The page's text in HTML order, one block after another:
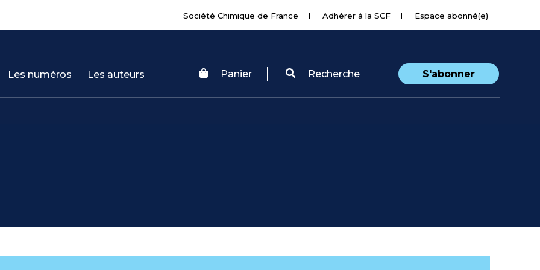
Société Chimique de France Adhérer à la SCF Espace abonné(e)
Les numéros Les auteurs Panier Recherche S'abonner